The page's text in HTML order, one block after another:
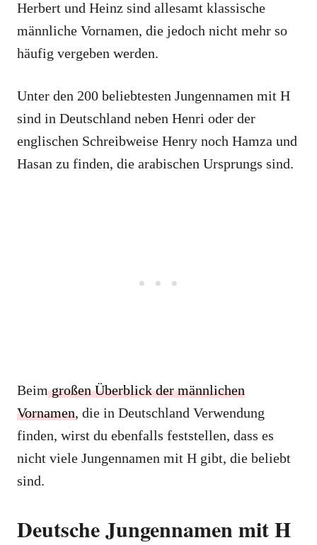
Herbert und Heinz sind allesamt klassische
männliche Vornamen, die jedoch nicht mehr so
häufig vergeben werden.
Unter den 200 beliebtesten Jungennamen mit H
sind in Deutschland neben Henri oder der
englischen Schreibweise Henry noch Hamza und
Hasan zu finden, die arabischen Ursprungs sind.
Beimgroßen Überblick der männlichen
Vornamen, die in Deutschland Verwendung
finden, wirst du ebenfalls feststellen, dass es
nicht viele Jungennamen mit H gibt, die beliebt
sind.
Deutsche Jungennamen mit H